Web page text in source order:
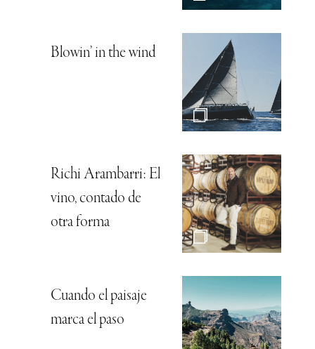
Blowin’ in the wind
Richi Arambarri: El
vino, contado de
otra forma
Cuando el paisaje
marca el paso